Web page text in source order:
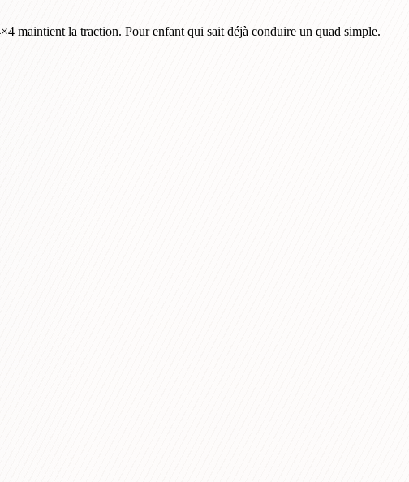
maintient la traction. Pour enfant qui sait déjà conduire un quad simple.